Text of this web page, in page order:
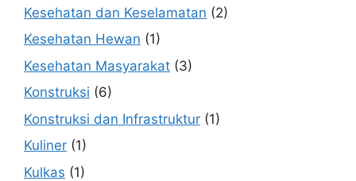
Kesehatan dan Keselamatan (2)
Kesehatan Hewan (1)
Kesehatan Masyarakat (3)
Konstruksi (6)
Konstruksi dan Infrastruktur (1)
Kuliner (1)
Kulkas (1)